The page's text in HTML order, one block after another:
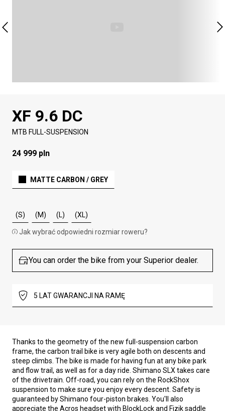
XF 9.6 DC
MTB FULL-SUSPENSION
24 999 pln
MATTE CARBON / GREY
(S) (M) (L) (XL)
Jak wybrać odpowiedni rozmiar roweru?
You can order the bike from your Superior dealer.
5 LAT GWARANCJI NA RAMĘ
Thanks to the geometry of the new full-suspension carbon
frame, the carbon trail bike is very agile both on descents and
steep climbs. The bike is made for having fun at any bike park
and flow trail, as well as for a day ride. Shimano SLX takes care
of the drivetrain. Off-road, you can rely on the RockShox
suspension to make sure you enjoy every descent. Safety is
guaranteed by Shimano four-piston brakes. You'll also
appreciate the Acros headset with BlockLock and Fizik saddle